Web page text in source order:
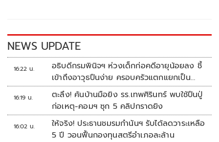
k k
NEWS UPDATE
16:22 น.
อธิบดีกรมพินิจฯ ห่วงเด็กก่อคดีอายุน้อยลง ชี้
เข้าถึงอาวุธปืนง่าย ครอบครัวแตกแยกเป็น
ชนวนสำคัญ
16:19 น.
ตะลึง! ค้นบ้านมือยิง รร.เทพศิรินทร์ พบใช้ปืนปู่
ก่อเหตุ-คอมฯ ซุก 5 คลิปกราดยิง
16:02 น.
ให้จริง! ประธานชมรมกำนันฯ รับได้ลดวาระเหลือ
5 ปี วอนฟื้นกองทุนสตรีอำเภอละล้าน